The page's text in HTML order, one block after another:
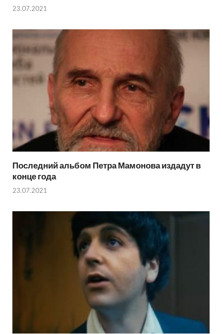
23.07.2021
Последний альбом Петра Мамонова издадут в
конце года
23.07.2021